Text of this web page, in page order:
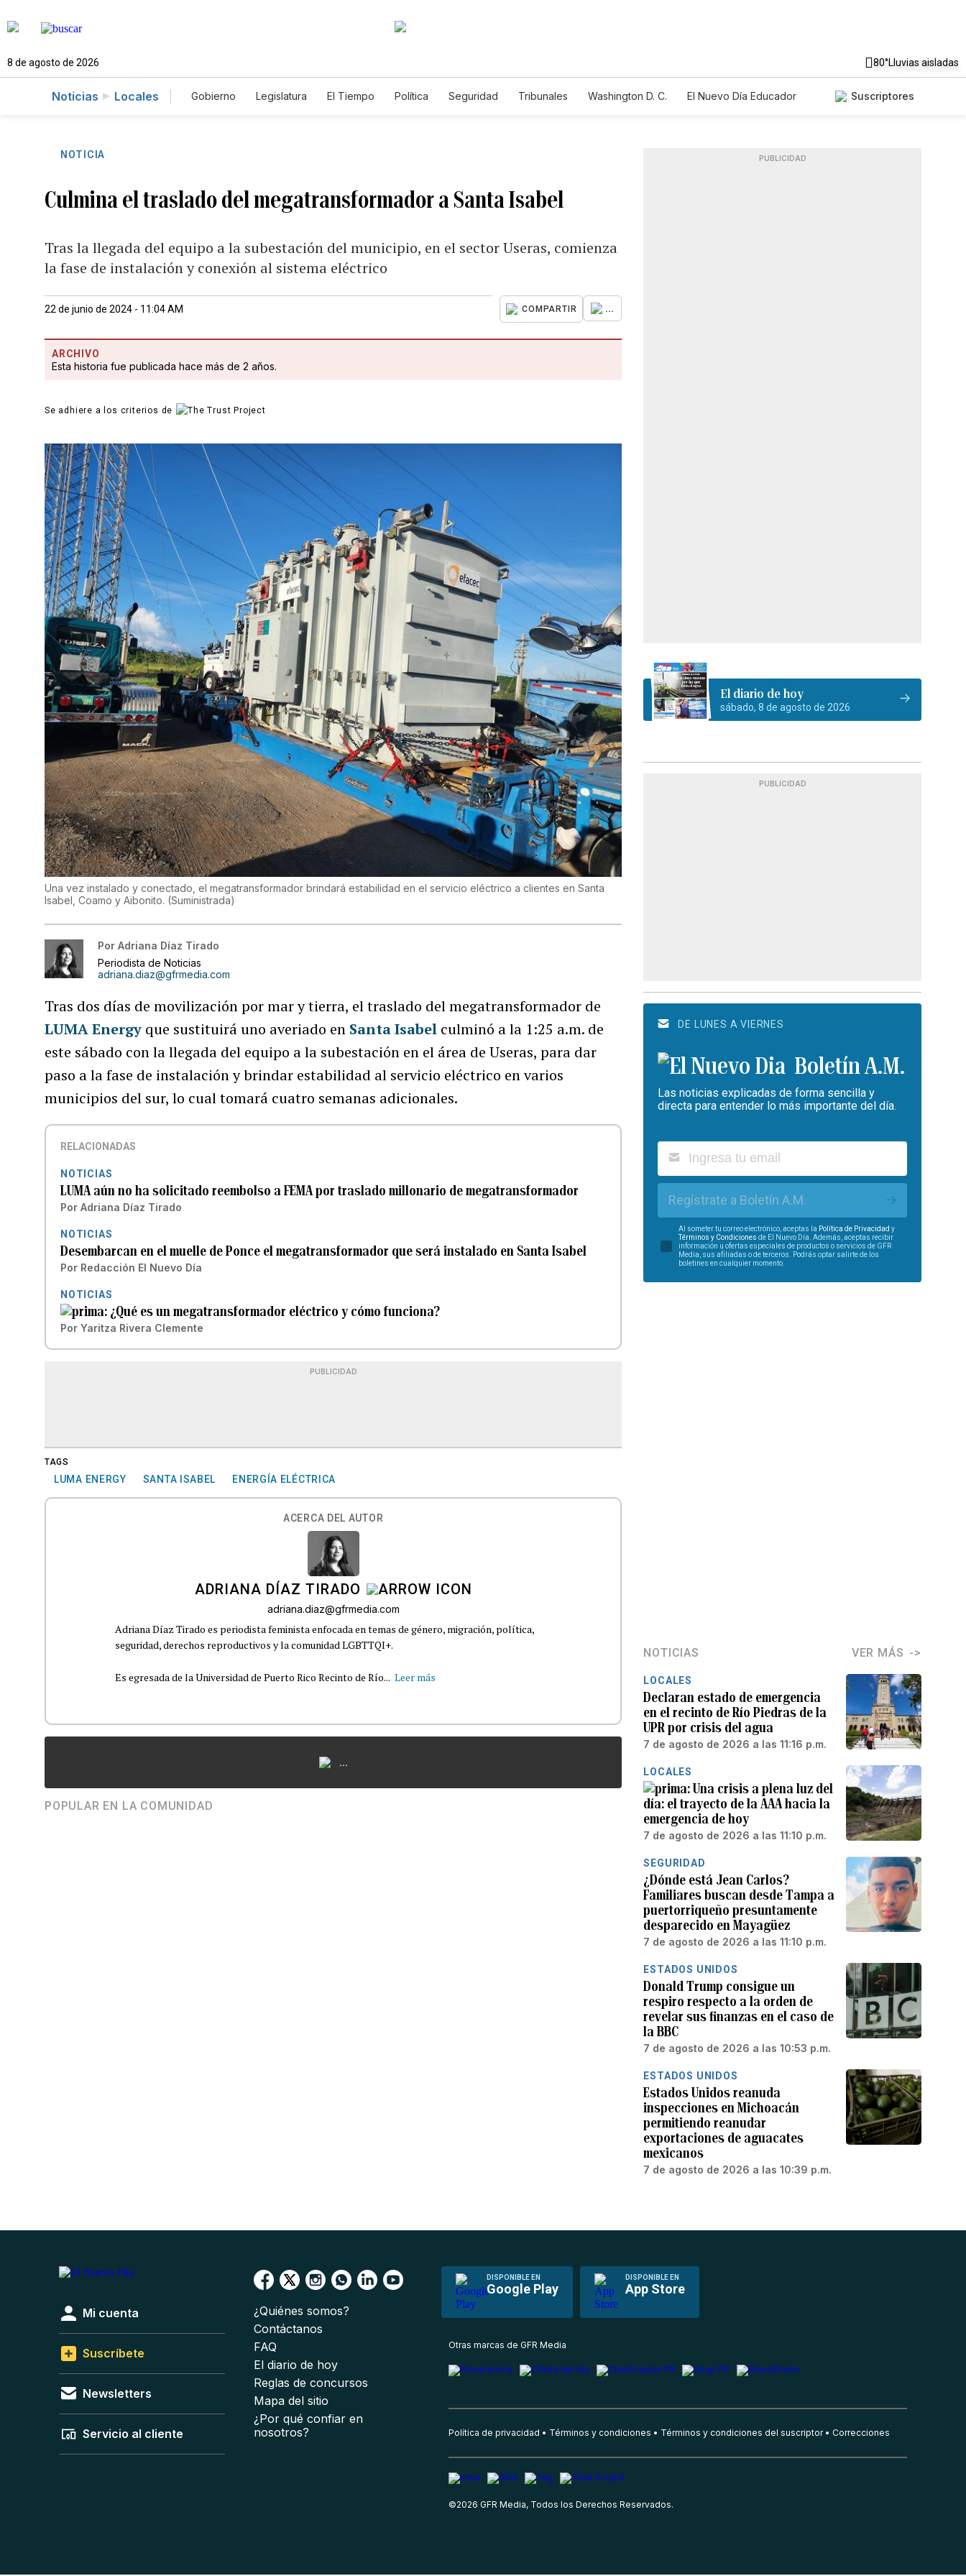
8 de agosto de 2026 80°Lluvias aisladas
Noticias Locales Gobierno Legislatura El Tiempo Política Seguridad Tribunales Washington D. C.
El Nuevo Día Educador
Suscriptores
NOTICIA
Culmina el traslado del megatransformador a Santa Isabel
Tras la llegada del equipo a la subestación del municipio, en el sector Useras, comienza
la fase de instalación y conexión al sistema eléctrico
22 de junio de 2024 - 11:04 AM COMPARTIR ...
ARCHIVO
Esta historia fue publicada hace más de 2 años.
Se adhiere a los criterios de
Una vez instalado y conectado, el megatransformador brindará estabilidad en el servicio eléctrico a clientes en Santa
Isabel, Coamo y Aibonito. (Suministrada)
Por Adriana Díaz Tirado
Periodista de Noticias
adriana.diaz@gfrmedia.com
Tras dos días de movilización por mar y tierra, el traslado del megatransformador de
LUMA Energy que sustituirá uno averiado en Santa Isabel culminó a la 1:25 a.m. de
este sábado con la llegada del equipo a la subestación en el área de Useras, para dar
paso a la fase de instalación y brindar estabilidad al servicio eléctrico en varios
municipios del sur, lo cual tomará cuatro semanas adicionales.
RELACIONADAS
NOTICIAS
LUMA aún no ha solicitado reembolso a FEMA por traslado millonario de megatransformador
Por Adriana Díaz Tirado
NOTICIAS
Desembarcan en el muelle de Ponce el megatransformador que será instalado en Santa Isabel
Por Redacción El Nuevo Día
NOTICIAS
¿Qué es un megatransformador eléctrico y cómo funciona?
Por Yaritza Rivera Clemente
PUBLICIDAD
TAGS
LUMA ENERGY SANTA ISABEL ENERGÍA ELÉCTRICA
ACERCA DEL AUTOR
ADRIANA DÍAZ TIRADO
adriana.diaz@gfrmedia.com
Adriana Díaz Tirado es periodista feminista enfocada en temas de género, migración, política,
seguridad, derechos reproductivos y la comunidad LGBTTQI+.
Es egresada de la Universidad de Puerto Rico Recinto de Río... Leer más
...
POPULAR EN LA COMUNIDAD
PUBLICIDAD
El diario de hoy
sábado, 8 de agosto de 2026
PUBLICIDAD
DE LUNES A VIERNES
Boletín A.M.
Las noticias explicadas de forma sencilla y
directa para entender lo más importante del día.
Regístrate a Boletín A.M.
Al someter tu correo electrónico, aceptas la Política de Privacidad y
Términos y Condiciones de El Nuevo Día. Además, aceptas recibir
información u ofertas especiales de productos o servicios de GFR
Media, sus afiliadas o de terceros. Podrás optar salirte de los
boletines en cualquier momento.
NOTICIAS VER MÁS
LOCALES
Declaran estado de emergencia
en el recinto de Río Piedras de la
UPR por crisis del agua
7 de agosto de 2026 a las 11:16 p.m.
LOCALES
Una crisis a plena luz del
día: el trayecto de la AAA hacia la
emergencia de hoy
7 de agosto de 2026 a las 11:10 p.m.
SEGURIDAD
¿Dónde está Jean Carlos?
Familiares buscan desde Tampa a
puertorriqueño presuntamente
desparecido en Mayagüez
7 de agosto de 2026 a las 11:10 p.m.
ESTADOS UNIDOS
Donald Trump consigue un
respiro respecto a la orden de
revelar sus finanzas en el caso de
la BBC
7 de agosto de 2026 a las 10:53 p.m.
ESTADOS UNIDOS
Estados Unidos reanuda
inspecciones en Michoacán
permitiendo reanudar
exportaciones de aguacates
mexicanos
7 de agosto de 2026 a las 10:39 p.m.
DISPONIBLE EN
Google Play
DISPONIBLE EN
App Store
Mi cuenta
Suscríbete
Newsletters
Servicio al cliente
¿Quiénes somos?
Contáctanos
FAQ
El diario de hoy
Reglas de concursos
Mapa del sitio
¿Por qué confiar en
nosotros?
Otras marcas de GFR Media
Política de privacidad Términos y condiciones Términos y condiciones del suscriptor Correcciones
©2026 GFR Media, Todos los Derechos Reservados.